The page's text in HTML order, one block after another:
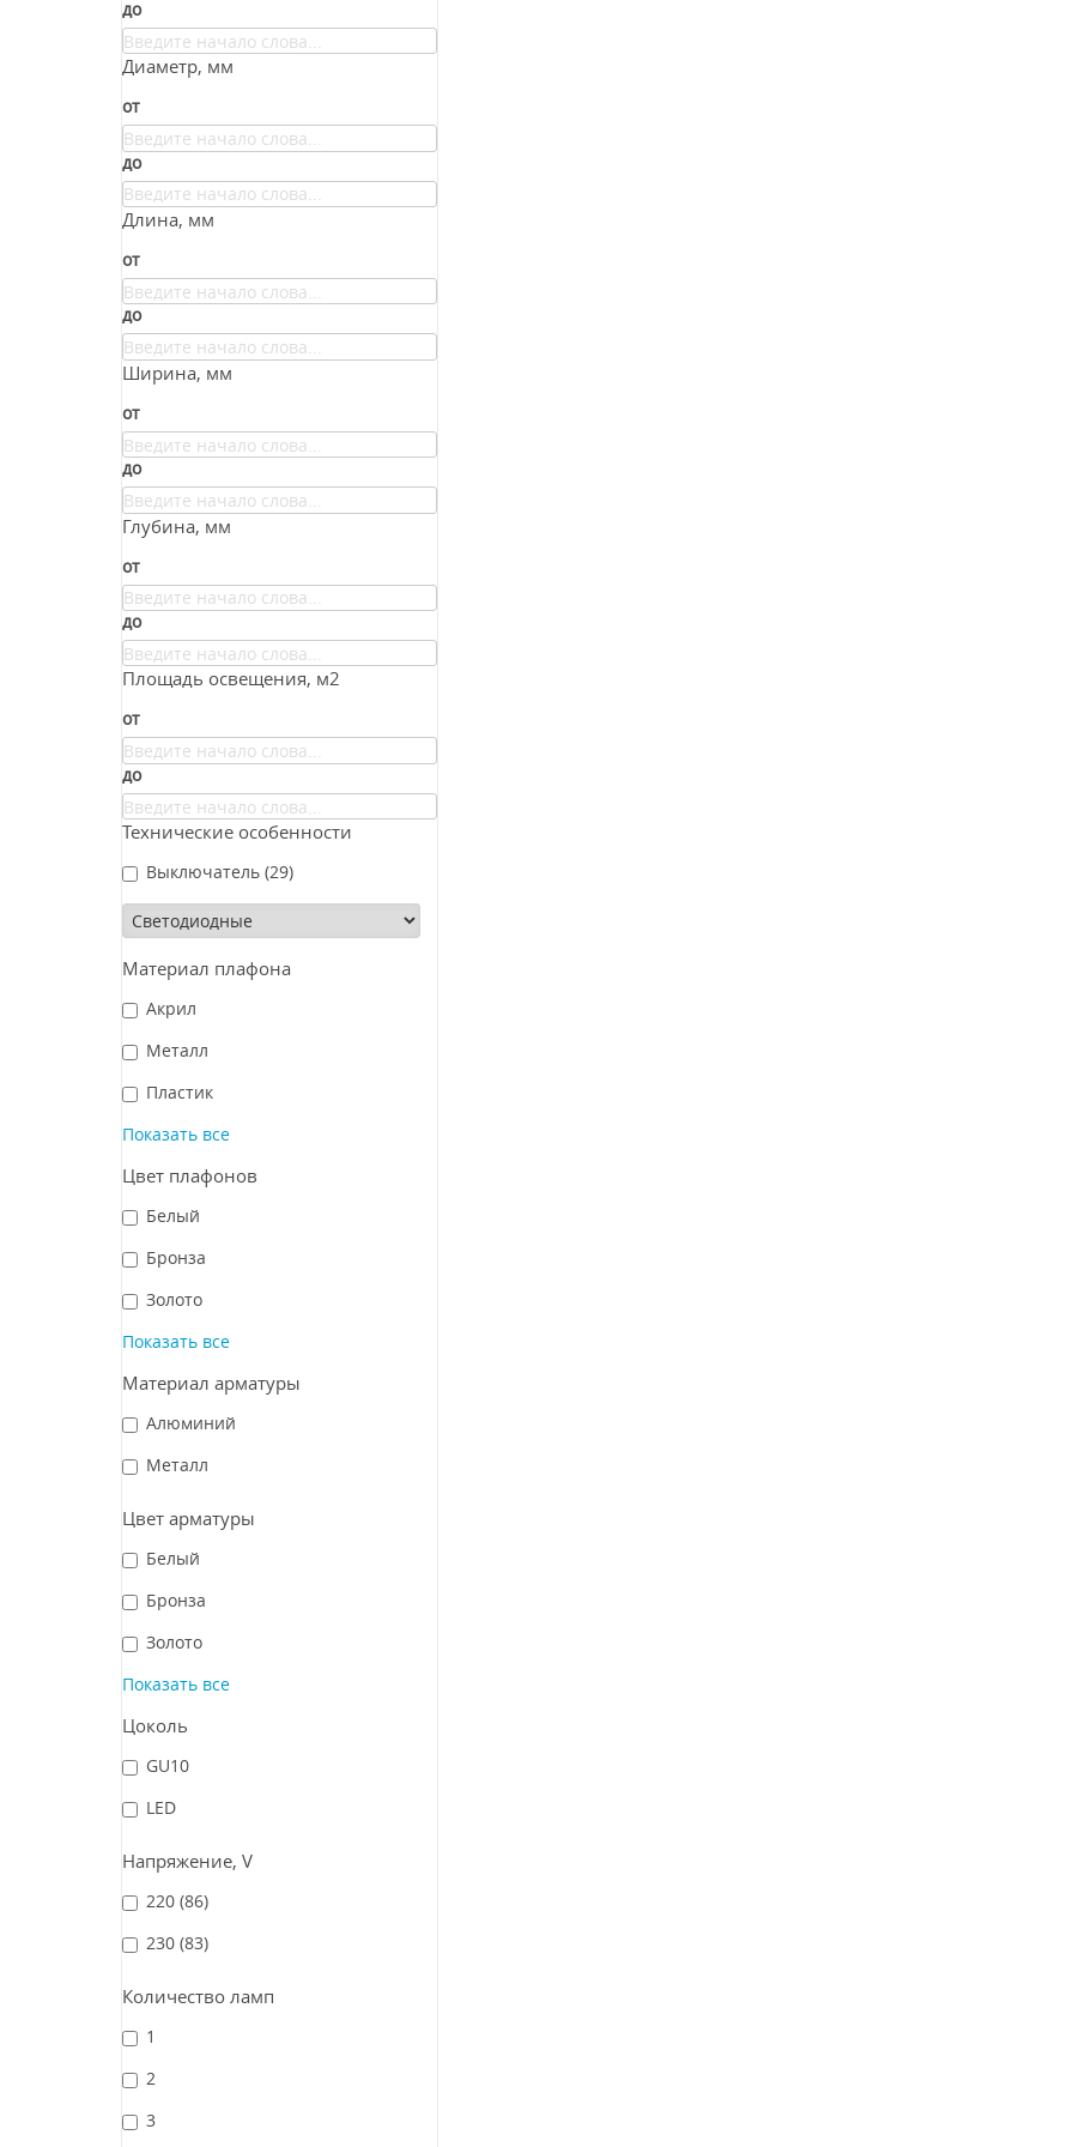
до
Диаметр, мм
от
до
Длина, мм
от
до
Ширина, мм
от
до
Глубина, мм
от
до
Площадь освещения, м2
от
до
Технические особенности
Выключатель (29)
Материал плафона
Акрил
Металл
Пластик
Показать все
Цвет плафонов
Белый
Бронза
Золото
Показать все
Материал арматуры
Алюминий
Металл
Цвет арматуры
Белый
Бронза
Золото
Показать все
Цоколь
GU10
LED
Напряжение, V
220 (86)
230 (83)
Количество ламп
1
2
3